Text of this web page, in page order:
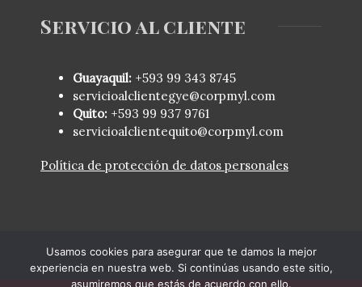
Servicio al cliente
Guayaquil: +593 99 343 8745
servicioalclientegye@corpmyl.com
Quito: +593 99 937 9761
servicioalclientequito@corpmyl.com
Política de protección de datos personales
Usamos cookies para asegurar que te damos la mejor
experiencia en nuestra web. Si continúas usando este sitio,
asumiremos que estás de acuerdo con ello.